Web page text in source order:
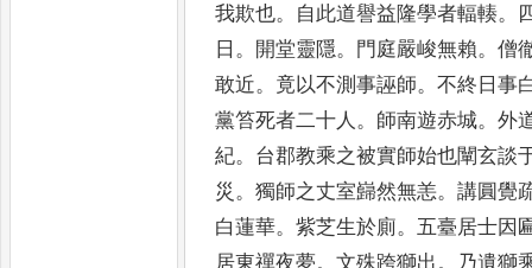
我欺也。 自此道譽益隆學者輻輳。
日 。 開堂靈隱。 門庭嚴峻無賴。僧
敢近。 竟以不測事誣師。不終日事
黨笞死者二十人 。 師南遊赤城。外
紀。 台郡教乘之被實師始也闡玄談
災 。獨師之丈室巋然無恙。講圓覺
白蓮華。紫芝生於廁。五臺居士因
居東禪夜夢。文殊跨獅出。 乃遺獅